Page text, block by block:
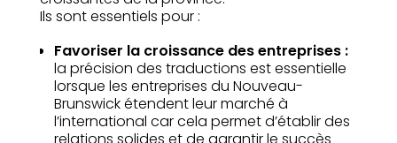
Ils sont essentiels pour :
Favoriser la croissance des entreprises :
la précision des traductions est essentielle
lorsque les entreprises du Nouveau-
Brunswick étendent leur marché à
l’international car cela permet d’établir des